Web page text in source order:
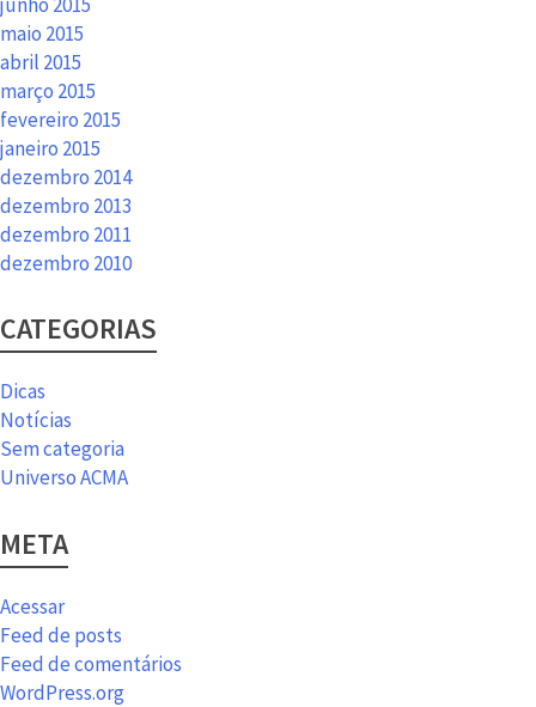
maio 2015
abril 2015
março 2015
fevereiro 2015
janeiro 2015
dezembro 2014
dezembro 2013
dezembro 2011
dezembro 2010
CATEGORIAS
Dicas
Notícias
Sem categoria
Universo ACMA
META
Acessar
Feed de posts
Feed de comentários
WordPress.org